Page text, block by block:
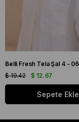
$ 12.67
$ 19.42
Sepete Ekle